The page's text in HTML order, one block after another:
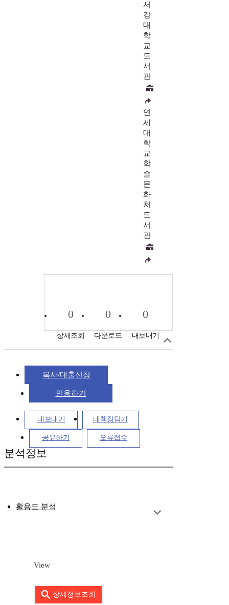
서
강
대
학
교
도
서
관
연
세
대
학
교
학
술
문
화
처
도
서
관
0
상세조회
0
다운로드
0
내보내기
복사/대출신청
인용하기
내보내기 내책장담기
공유하기 오류접수
분석정보
활용도 분석
View
상세정보조회